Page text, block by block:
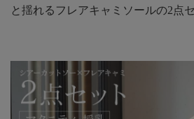
と揺れるフレアキャミソールの2点セ